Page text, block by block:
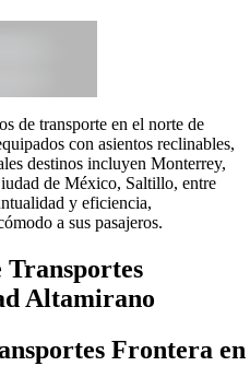
de transporte en el norte de
con asientos reclinables,
destinos incluyen Monterrey,
de México, Saltillo, entre
y eficiencia,
a sus pasajeros.
Altamirano
Frontera en